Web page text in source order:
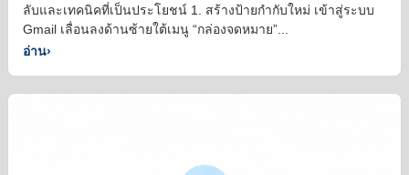
ลับและเทคนิคที่เป็นประโยชน์ 1. สร้างป้ายกำกับใหม่ เข้าสู่ระบบ
Gmail เลื่อนลงด้านซ้ายใต้เมนู “กล่องจดหมาย”...
อ่าน›